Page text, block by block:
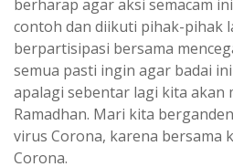
berharap agar aksi semacam
contoh dan diikuti pihak-pihak
berpartisipasi bersama
semua pasti ingin agar badai
apalagi sebentar lagi kita akan
Ramadhan. Mari kita
virus Corona, karena bersama
Corona.